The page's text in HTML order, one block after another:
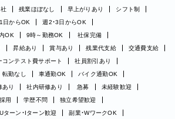
残業ほぼなし 早上がりあり
シフト制
日からOK
週2・3日からOK
OK 9時～勤務OK
社保完備
昇給あり 賞与あり 残業代支給
交通費支給
コンテスト費サポート
社員割引あり
転勤なし 車通勤OK
バイク通勤OK
あり 社内研修あり 急募
未経験歓迎
用 学歴不問
独立希望歓迎
Uターン・Iターン歓迎
副業・WワークOK